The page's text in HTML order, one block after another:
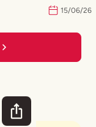
15/06/26